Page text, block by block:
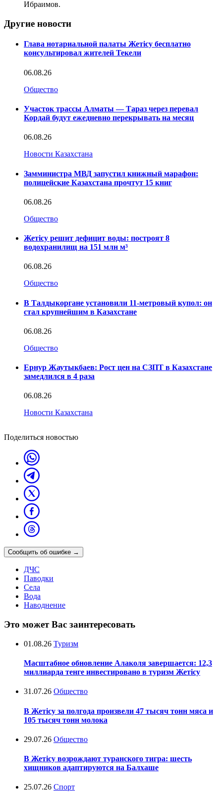
Ибраимов.
Другие новости
Глава нотариальной палаты Жетісу бесплатно
консультировал жителей Текели
06.08.26
Общество
Участок трассы Алматы — Тараз через перевал
Кордай будут ежедневно перекрывать на месяц
06.08.26
Новости Казахстана
Замминистра МВД запустил книжный марафон:
полицейские Казахстана прочтут 15 книг
06.08.26
Общество
Жетісу решит дефицит воды: построят 8
водохранилищ на 151 млн м³
06.08.26
Общество
В Талдыкоргане установили 11-метровый купол: он
стал крупнейшим в Казахстане
06.08.26
Общество
Ернур Жаутыкбаев: Рост цен на СЗПТ в Казахстане
замедлился в 4 раза
06.08.26
Новости Казахстана
Поделиться новостью
Сообщить об ошибке →
ДЧС
Паводки
Села
Вода
Наводнение
Это может Вас заинтересовать
01.08.26 Туризм
Масштабное обновление Алаколя завершается: 12,3
миллиарда тенге инвестировано в туризм Жетісу
31.07.26 Общество
В Жетісу за полгода произвели 47 тысяч тонн мяса и
105 тысяч тонн молока
29.07.26 Общество
В Жетісу возрождают туранского тигра: шесть
хищников адаптируются на Балхаше
25.07.26 Спорт